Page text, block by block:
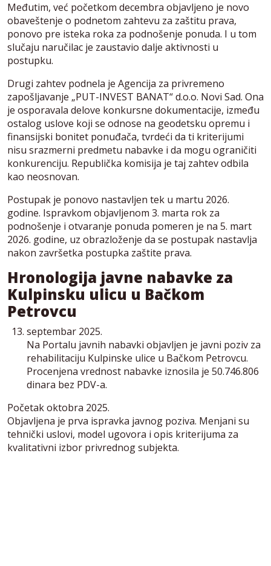
Međutim, već početkom decembra objavljeno je novo
obaveštenje o podnetom zahtevu za zaštitu prava,
ponovo pre isteka roka za podnošenje ponuda. I u tom
slučaju naručilac je zaustavio dalje aktivnosti u
postupku.
Drugi zahtev podnela je Agencija za privremeno
zapošljavanje „PUT-INVEST BANAT“ d.o.o. Novi Sad. Ona
je osporavala delove konkursne dokumentacije, između
ostalog uslove koji se odnose na geodetsku opremu i
finansijski bonitet ponuđača, tvrdeći da ti kriterijumi
nisu srazmerni predmetu nabavke i da mogu ograničiti
konkurenciju. Republička komisija je taj zahtev odbila
kao neosnovan.
Postupak je ponovo nastavljen tek u martu 2026.
godine. Ispravkom objavljenom 3. marta rok za
podnošenje i otvaranje ponuda pomeren je na 5. mart
2026. godine, uz obrazloženje da se postupak nastavlja
nakon završetka postupka zaštite prava.
Hronologija javne nabavke za
Kulpinsku ulicu u Bačkom
Petrovcu
septembar 2025.
Na Portalu javnih nabavki objavljen je javni poziv za
rehabilitaciju Kulpinske ulice u Bačkom Petrovcu.
Procenjena vrednost nabavke iznosila je 50.746.806
dinara bez PDV-a.
Početak oktobra 2025.
Objavljena je prva ispravka javnog poziva. Menjani su
tehnički uslovi, model ugovora i opis kriterijuma za
kvalitativni izbor privrednog subjekta.